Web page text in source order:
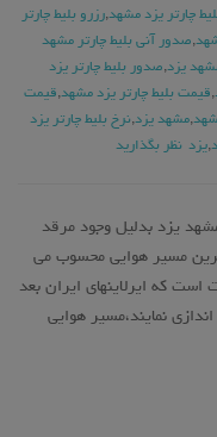
چارتر یزد مشهد,رزرو بلیط چارتر
,صدور آنی بلیط چارتر مشهد
یزد,صدور بلیط چارتر یزد
,قیمت بلیط چارتر یزد مشهد,قیمت
,مشهد یزد,نرخ بلیط چارتر یزد
,یزد نظر بگذارید
یزد بدلیل وجود مرقد
مسیر هوایی محسوب می
که ایرلاینهای ایران بعد
نمایند،مسیر هوایی